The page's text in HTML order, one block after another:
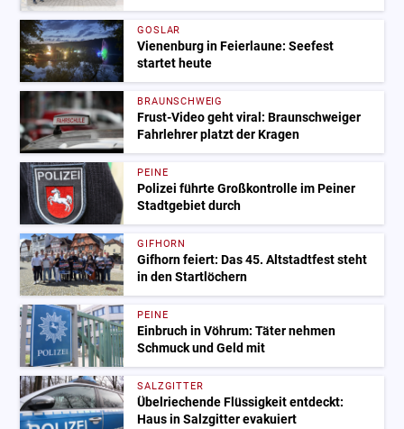
GOSLAR
Vienenburg in Feierlaune: Seefest
startet heute
BRAUNSCHWEIG
Frust-Video geht viral: Braunschweiger
Fahrlehrer platzt der Kragen
PEINE
Polizei führte Großkontrolle im Peiner
Stadtgebiet durch
GIFHORN
Gifhorn feiert: Das 45. Altstadtfest steht
in den Startlöchern
PEINE
Einbruch in Vöhrum: Täter nehmen
Schmuck und Geld mit
SALZGITTER
Übelriechende Flüssigkeit entdeckt:
Haus in Salzgitter evakuiert